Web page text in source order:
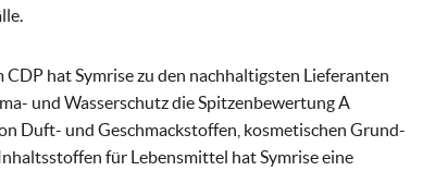
hat Symrise zu den nachhaltigsten Lieferanten
und Wasserschutz die Spitzenbewertung A
Duft- und Geschmackstoffen, kosmetischen Grund-
für Lebensmittel hat Symrise eine